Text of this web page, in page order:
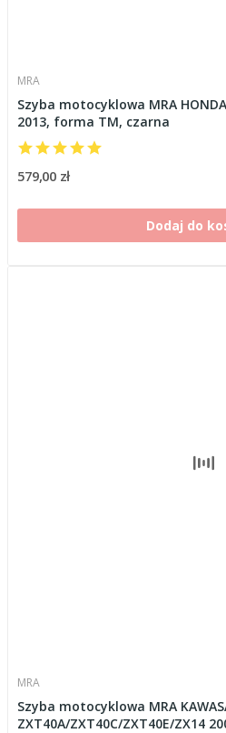
MRA
Szyba motocyklowa MRA HONDA
2013, forma TM, czarna
579,00 zł
Dodaj do
MRA
Szyba motocyklowa MRA
ZXT40A/ZXT40C/ZXT40E/ZX14